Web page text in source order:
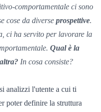
comportamentale ci sono
cose da diverse prospettive.
ci ha servito per lavorare la
Qual è la
In cosa consiste?
analizzi l'utente a cui ti
poter definire la struttura